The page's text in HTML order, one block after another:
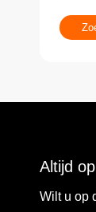
Altijd
Wilt u op